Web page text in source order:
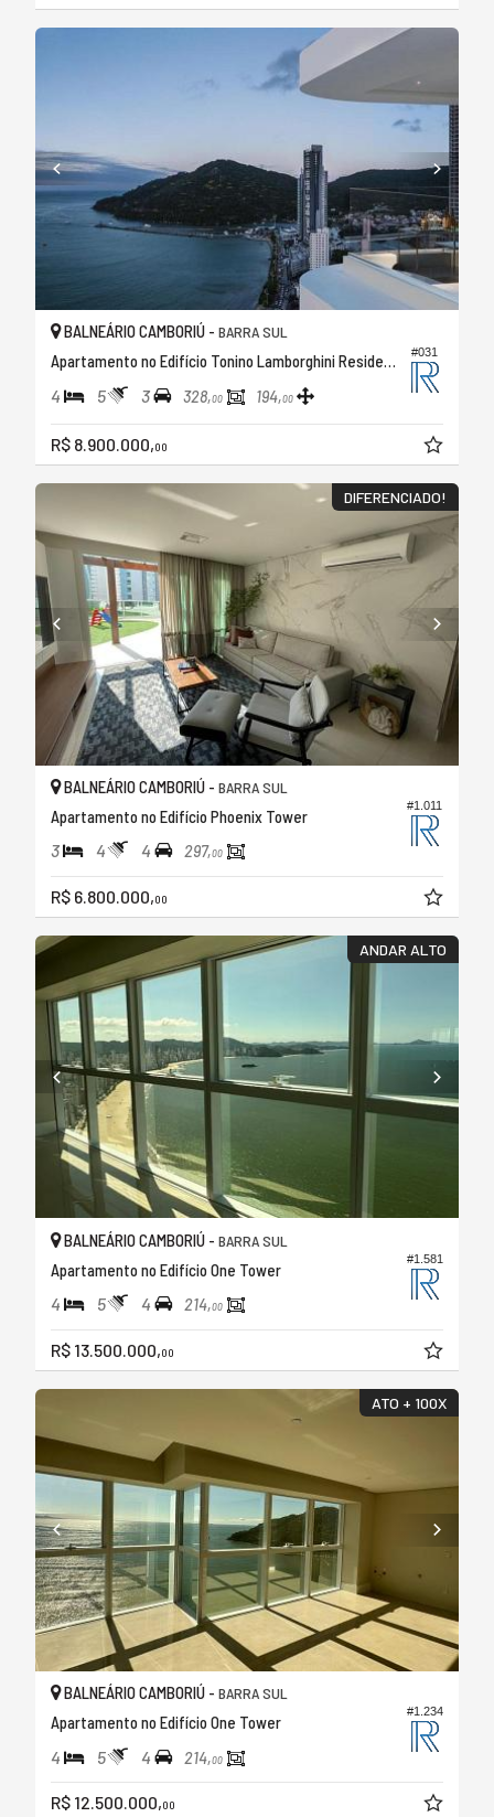
#031
BALNEÁRIO CAMBORIÚ - BARRA SUL
Apartamento no Edifício Tonino Lamborghini Residences
4 5 3 328,00 194,00
R$ 8.900.000,00
DIFERENCIADO!
#1.011
BALNEÁRIO CAMBORIÚ - BARRA SUL
Apartamento no Edifício Phoenix Tower
3 4 4 297,00
R$ 6.800.000,00
ANDAR ALTO
#1.581
BALNEÁRIO CAMBORIÚ - BARRA SUL
Apartamento no Edifício One Tower
4 5 4 214,00
R$ 13.500.000,00
ATO + 100X
#1.234
BALNEÁRIO CAMBORIÚ - BARRA SUL
Apartamento no Edifício One Tower
4 5 4 214,00
R$ 12.500.000,00